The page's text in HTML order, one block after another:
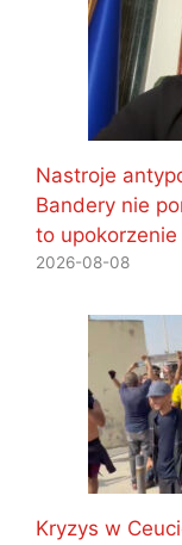
Nastroje
Bandery nie
to upokorzenie
2026-08-08
Kryzys w